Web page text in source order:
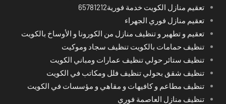
تعقيم منازل الكويت خدمة فورية65781212
تعقيم منازل فوري الجهراء
تعقيم و تطهير و تنظيف منازل من الكورونا و الأوساخ بالكويت
تنظيف حمامات بالكويت تنظيف سجاد وموكيت
تنظيف ستائر حولي تنظيف عمارات ومباني الكويت
تنظيف شقق بحولي تنظيف فلل ومكاتب في الكويت
تنظيف مطاعم و كافيهات و مقاهي و مؤسسات في الكويت
تنظيف منازل العاصمة فوري